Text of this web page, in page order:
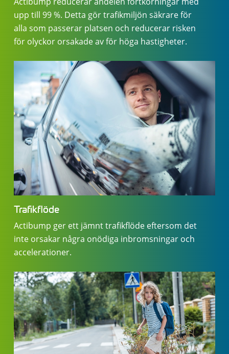
upp till 99 %. Detta gör trafikmiljön säkrare för
alla som passerar platsen och reducerar risken
för olyckor orsakade av för höga hastigheter.
Trafikflöde
Actibump ger ett jämnt trafikflöde eftersom det
inte orsakar några onödiga inbromsningar och
accelerationer.